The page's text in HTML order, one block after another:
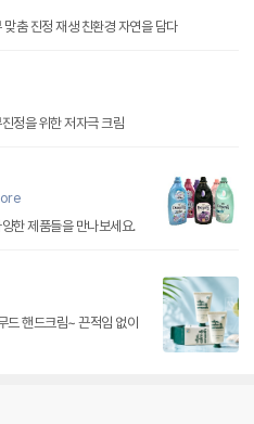
춤 진정 재생 친환경 자연을 담다
정을 위한 저자극 크림
한 제품들을 만나보세요.
드 핸드크림~ 끈적임 없이